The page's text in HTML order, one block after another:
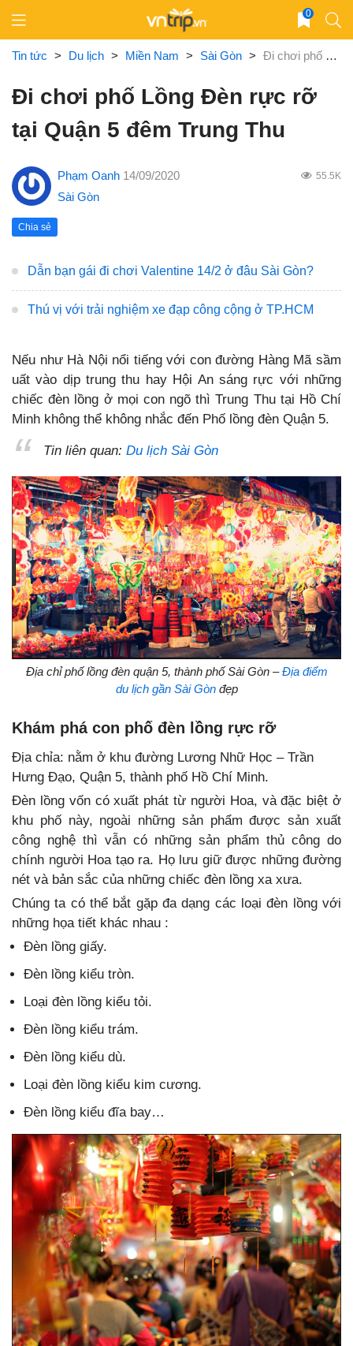
content
0
Tin tức > Du lịch > Miền Nam > Sài Gòn > Đi chơi phố Lồng Đèn rực rỡ tại Quận 5 đêm Trung Thu
Đi chơi phố Lồng Đèn rực rỡ
tại Quận 5 đêm Trung Thu
Phạm Oanh 14/09/2020 55.5K
Sài Gòn
Chia sẻ
Dẫn bạn gái đi chơi Valentine 14/2 ở đâu Sài Gòn?
Thú vị với trải nghiệm xe đạp công cộng ở TP.HCM
Nếu như Hà Nội nổi tiếng với con đường Hàng Mã sầm
uất vào dịp trung thu hay Hội An sáng rực với những
chiếc đèn lồng ở mọi con ngõ thì Trung Thu tại Hồ Chí
Minh không thể không nhắc đến Phố lồng đèn Quận 5.
Tin liên quan: Du lịch Sài Gòn
Địa chỉ phố lồng đèn quận 5, thành phố Sài Gòn –Địa điểm
du lịch gần Sài Gònđẹp
Khám phá con phố đèn lồng rực rỡ
Địa chỉa: nằm ở khu đường Lương Nhữ Học – Trần
Hưng Đạo, Quận 5, thành phố Hồ Chí Minh.
Đèn lồng vốn có xuất phát từ người Hoa, và đặc biệt ở
khu phố này, ngoài những sản phẩm được sản xuất
công nghệ thì vẫn có những sản phẩm thủ công do
chính người Hoa tạo ra. Họ lưu giữ được những đường
nét và bản sắc của những chiếc đèn lồng xa xưa.
Chúng ta có thể bắt gặp đa dạng các loại đèn lồng với
những họa tiết khác nhau :
Đèn lồng giấy.
Đèn lồng kiểu tròn.
Loại đèn lồng kiểu tỏi.
Đèn lồng kiểu trám.
Đèn lồng kiểu dù.
Loại đèn lồng kiểu kim cương.
Đèn lồng kiểu đĩa bay…